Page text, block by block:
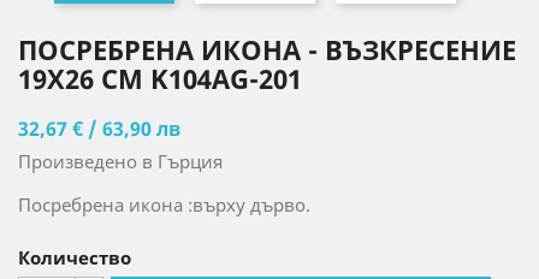
ПОСРЕБРЕНА ИКОНА - ВЪЗКРЕСЕНИЕ
19X26 CM K104AG-201
32,67 € / 63,90 лв
Произведено в Гърция
Посребрена икона :върху дърво.
Количество